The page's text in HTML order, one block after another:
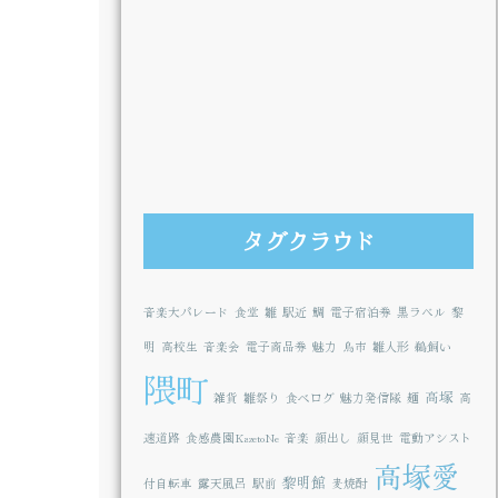
タグクラウド
音楽大パレード 食堂 雛 駅近 鯛 電子宿泊券 黒ラベル 黎
明 高校生 音楽会 電子商品券 魅力 鳥市 雛人形 鵜飼い
隈町 雑貨 雛祭り 食べログ 魅力発信隊 麺 高塚 高
速道路 食感農園KazetoNe 音楽 顔出し 顔見世 電動アシスト
付自転車 露天風呂 駅前 黎明館 麦焼酎 高塚愛